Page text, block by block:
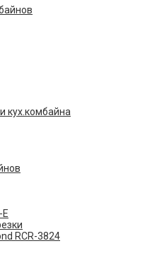
кух.комбайна
RCR-3824